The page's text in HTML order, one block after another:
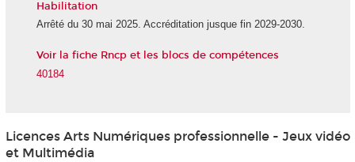
Habilitation
Arrêté du 30 mai 2025. Accréditation jusque fin 2029-2030.
Voir la fiche Rncp et les blocs de compétences
40184
Licences Arts Numériques professionnelle - Jeux vidéo
et Multimédia